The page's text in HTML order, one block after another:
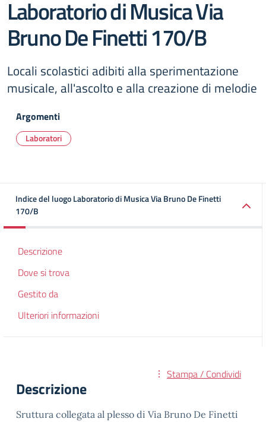
Laboratorio di Musica Via
Bruno De Finetti 170/B
Locali scolastici adibiti alla sperimentazione
musicale, all'ascolto e alla creazione di melodie
Argomenti
Laboratori
Indice del luogo Laboratorio di Musica Via Bruno De Finetti
170/B
Descrizione
Dove si trova
Gestito da
Ulteriori informazioni
Stampa / Condividi
Descrizione
Sruttura collegata al plesso di Via Bruno De Finetti